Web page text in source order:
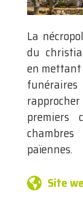
La
du
en mettant
funéraires
premiers
païennes.
Site